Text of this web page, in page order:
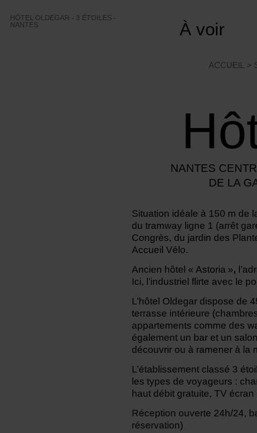
content
HÔTEL OLDEGAR - 3 ÉTOILES -
NANTES
À voir
ACCUEIL
NANTES
DE LA
Situation idéale à 150 m de
du tramway ligne 1 (arrêt
Congrès, du jardin des
Accueil Vélo.
Ancien hôtel « Astoria »,
Ici, l’industriel flirte avec le
L’hôtel Oldegar dispose de
terrasse intérieure
appartements comme des
également un bar et un
découvrir ou à ramener à la
L’établissement classé 3
les types de voyageurs :
haut débit gratuite, TV écran
Réception ouverte 24h/24,
réservation)